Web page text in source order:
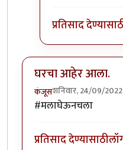
प्रतिसाद
घरचा आहेर आला.
कंजूसशनिवार, 24/09/
#मलाघेऊनचला
प्रतिसाद देण्यासाठी